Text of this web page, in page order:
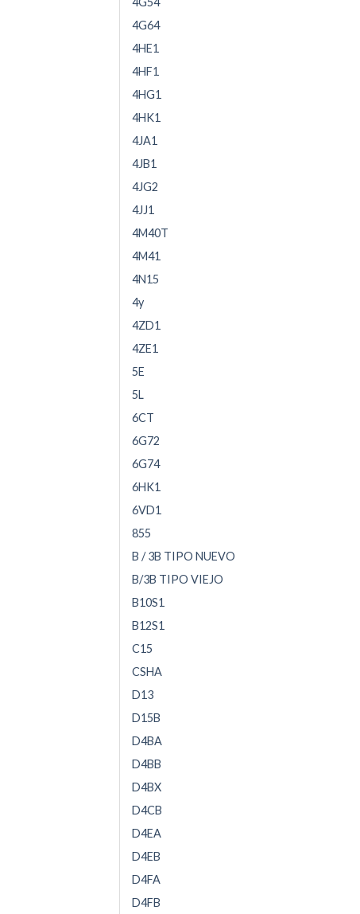
4G64
4HE1
4HF1
4HG1
4HK1
4JA1
4JB1
4JG2
4JJ1
4M40T
4M41
4N15
4y
4ZD1
4ZE1
5E
5L
6CT
6G72
6G74
6HK1
6VD1
855
B / 3B TIPO NUEVO
B/3B TIPO VIEJO
B10S1
B12S1
C15
CSHA
D13
D15B
D4BA
D4BB
D4BX
D4CB
D4EA
D4EB
D4FA
D4FB